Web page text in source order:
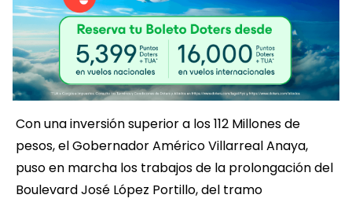
Con una inversión superior a los 112 Millones de
pesos, el Gobernador Américo Villarreal Anaya,
puso en marcha los trabajos de la prolongación del
Boulevard José López Portillo, del tramo